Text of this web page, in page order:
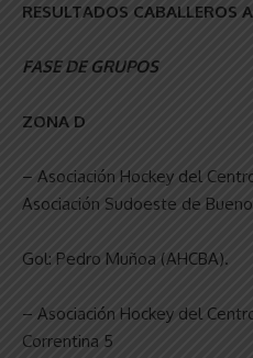
RESULTADOS CABALLEROS
FASE DE GRUPOS
ZONA D
– Asociación Hockey del
Asociación Sudoeste de
Gol: Pedro Muñoa (AHCBA).
– Asociación Hockey del
Correntina 5